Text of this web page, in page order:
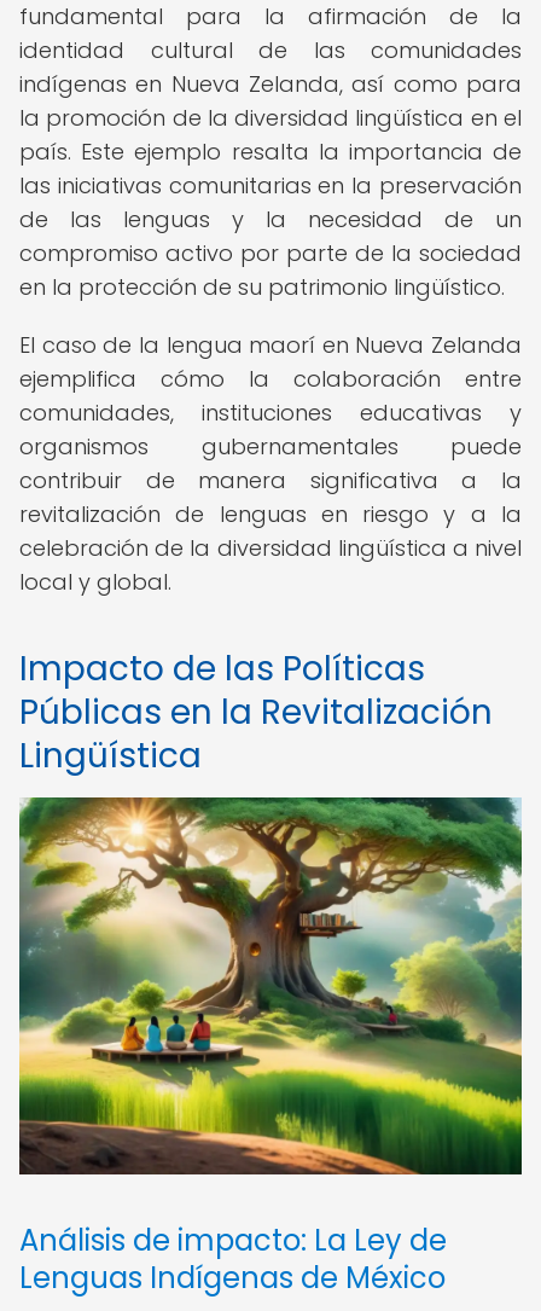
fundamental para la afirmación de la
identidad cultural de las comunidades
indígenas en Nueva Zelanda, así como para
la promoción de la diversidad lingüística en el
país. Este ejemplo resalta la importancia de
las iniciativas comunitarias en la preservación
de las lenguas y la necesidad de un
compromiso activo por parte de la sociedad
en la protección de su patrimonio lingüístico.
El caso de la lengua maorí en Nueva Zelanda
ejemplifica cómo la colaboración entre
comunidades, instituciones educativas y
organismos gubernamentales puede
contribuir de manera significativa a la
revitalización de lenguas en riesgo y a la
celebración de la diversidad lingüística a nivel
local y global.
Impacto de las Políticas
Públicas en la Revitalización
Lingüística
Análisis de impacto: La Ley de
Lenguas Indígenas de México